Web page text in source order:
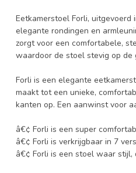
Eetkamerstoel Forli,
elegante rondingen en
zorgt voor een comfortabele,
waardoor de stoel stevig op de
Forli is een elegante
maakt tot een unieke,
kanten op. Een aanwinst voor
â€¢ Forli is een super
â€¢ Forli is verkrijgbaar in 7
â€¢ Forli is een stoel waar stijl,